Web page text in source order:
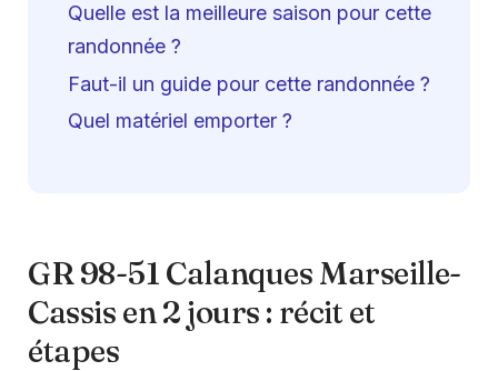
Quelle est la meilleure saison pour cette
randonnée ?
Faut-il un guide pour cette randonnée ?
Quel matériel emporter ?
GR 98-51 Calanques Marseille-
Cassis en 2 jours : récit et
étapes